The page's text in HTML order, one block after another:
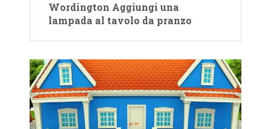
Wordington Aggiungi una
lampada al tavolo da pranzo